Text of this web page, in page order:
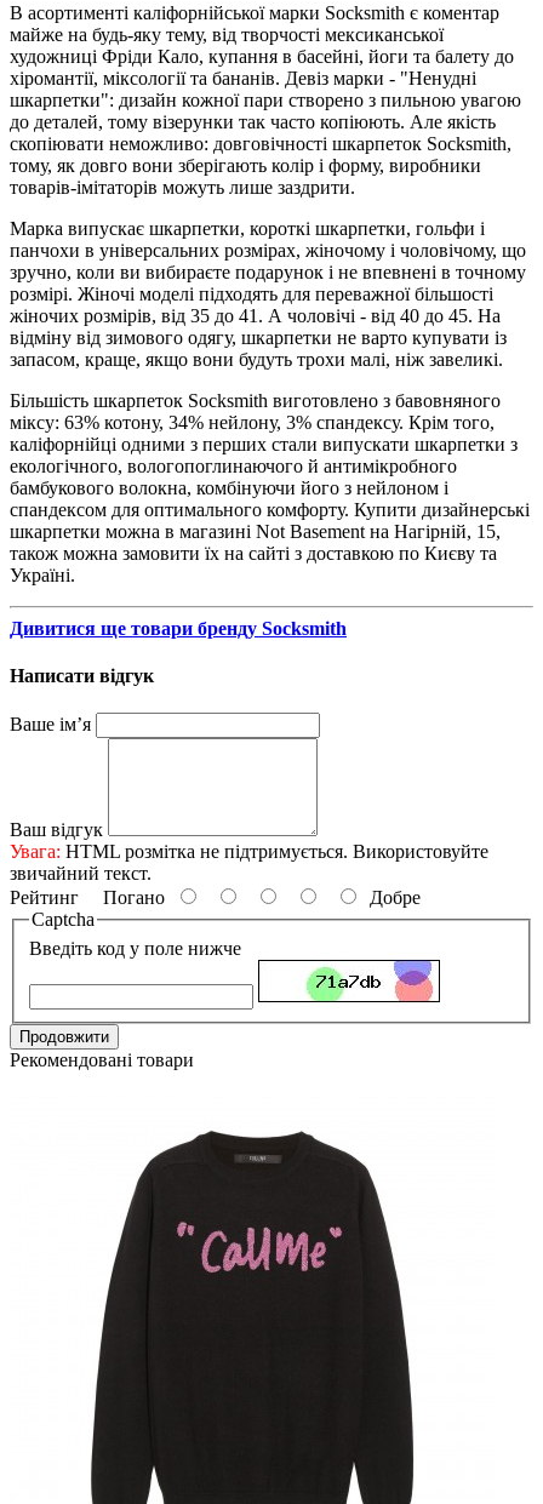
В асортименті каліфорнійської марки Socksmith є коментар
майже на будь-яку тему, від творчості мексиканської
художниці Фріди Кало, купання в басейні, йоги та балету до
хіромантії, міксології та бананів. Девіз марки - "Ненудні
шкарпетки": дизайн кожної пари створено з пильною увагою
до деталей, тому візерунки так часто копіюють. Але якість
скопіювати неможливо: довговічності шкарпеток Socksmith,
тому, як довго вони зберігають колір і форму, виробники
товарів-імітаторів можуть лише заздрити.
Марка випускає шкарпетки, короткі шкарпетки, гольфи і
панчохи в універсальних розмірах, жіночому і чоловічому, що
зручно, коли ви вибираєте подарунок і не впевнені в точному
розмірі. Жіночі моделі підходять для переважної більшості
жіночих розмірів, від 35 до 41. А чоловічі - від 40 до 45. На
відміну від зимового одягу, шкарпетки не варто купувати із
запасом, краще, якщо вони будуть трохи малі, ніж завеликі.
Більшість шкарпеток Socksmith виготовлено з бавовняного
міксу: 63% котону, 34% нейлону, 3% спандексу. Крім того,
каліфорнійці одними з перших стали випускати шкарпетки з
екологічного, вологопоглинаючого й антимікробного
бамбукового волокна, комбінуючи його з нейлоном і
спандексом для оптимального комфорту. Купити дизайнерські
шкарпетки можна в магазині Not Basement на Нагірній, 15,
також можна замовити їх на сайті з доставкою по Києву та
Україні.
Дивитися ще товари бренду Socksmith
Написати відгук
Ваше ім’я
Ваш відгук
Увага: HTML розмітка не підтримується. Використовуйте
звичайний текст.
Рейтинг Погано
Добре
Captcha
Введіть код у поле нижче
Продовжити
Рекомендовані товари